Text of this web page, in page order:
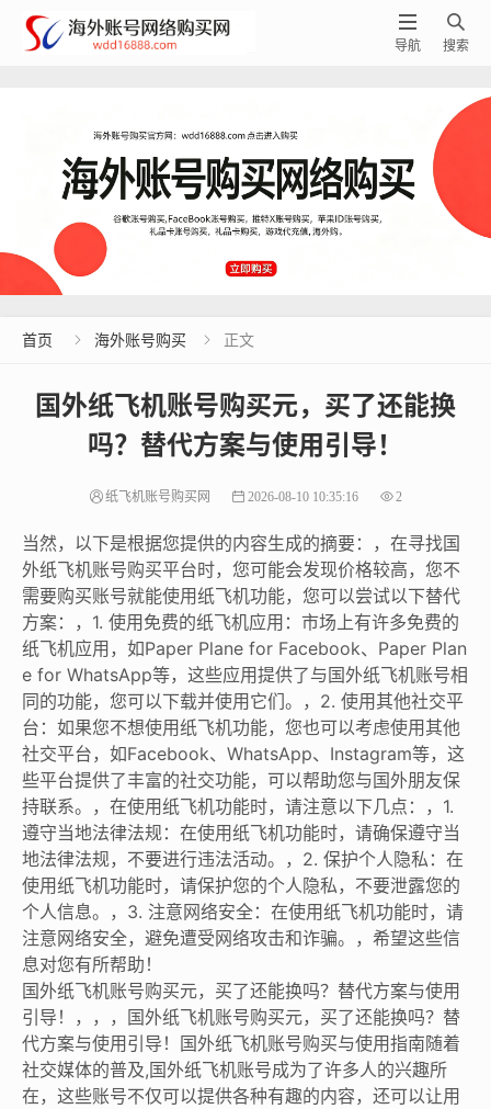

搜索

导航
首页  海外账号购买  正文
国外纸飞机账号购买元，买了还能换
吗？替代方案与使用引导！
纸飞机账号购买网 2026-08-10 10:35:16 2
当然，以下是根据您提供的内容生成的摘要：，在寻找国
外纸飞机账号购买平台时，您可能会发现价格较高，您不
需要购买账号就能使用纸飞机功能，您可以尝试以下替代
方案：，1. 使用免费的纸飞机应用：市场上有许多免费的
纸飞机应用，如Paper Plane for Facebook、Paper Plan
e for WhatsApp等，这些应用提供了与国外纸飞机账号相
同的功能，您可以下载并使用它们。，2. 使用其他社交平
台：如果您不想使用纸飞机功能，您也可以考虑使用其他
社交平台，如Facebook、WhatsApp、Instagram等，这
些平台提供了丰富的社交功能，可以帮助您与国外朋友保
持联系。，在使用纸飞机功能时，请注意以下几点：，1.
遵守当地法律法规：在使用纸飞机功能时，请确保遵守当
地法律法规，不要进行违法活动。，2. 保护个人隐私：在
使用纸飞机功能时，请保护您的个人隐私，不要泄露您的
个人信息。，3. 注意网络安全：在使用纸飞机功能时，请
注意网络安全，避免遭受网络攻击和诈骗。，希望这些信
息对您有所帮助！
国外纸飞机账号购买元，买了还能换吗？替代方案与使用
引导！，，，国外纸飞机账号购买元，买了还能换吗？替
代方案与使用引导！国外纸飞机账号购买与使用指南随着
社交媒体的普及,国外纸飞机账号成为了许多人的兴趣所
在，这些账号不仅可以提供各种有趣的内容，还可以让用